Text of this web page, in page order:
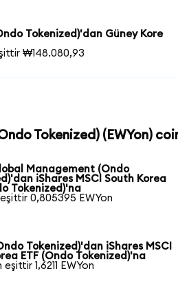
Tokenized)'dan Güney Kore
₩148.080,93
Tokenized) (EWYon)
Management (Ondo
iShares MSCI South Korea
Tokenized)'na
0,805395 EWYon
Tokenized)'dan iShares MSCI
ETF (Ondo Tokenized)'na
eşittir 1,6211 EWYon